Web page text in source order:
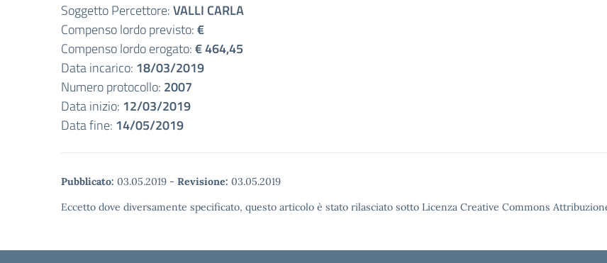
Soggetto Percettore:VALLI CARLA
Compenso lordo previsto:€
Compenso lordo erogato:€ 464,45
Data incarico: 18/03/2019
Numero protocollo: 2007
Data inizio: 12/03/2019
Data fine: 14/05/2019
Pubblicato: 03.05.2019 - Revisione: 03.05.2019
Eccetto dove diversamente specificato, questo articolo è stato rilasciato sotto Licenza Creative Commons